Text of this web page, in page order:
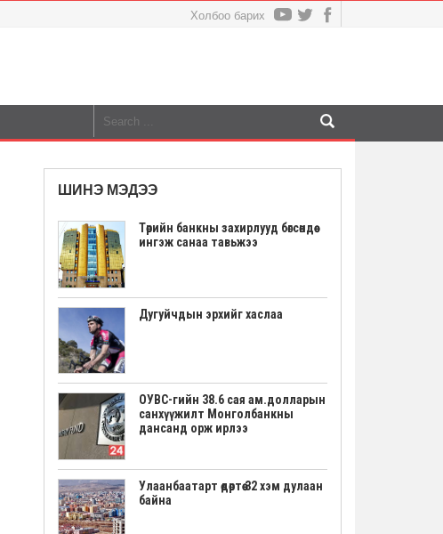
Холбоо барих
ШИНЭ МЭДЭЭ
Төрийн банкны захирлууд бөгсөндөө
ингэж санаа тавьжээ
Дугуйчдын эрхийг хаслаа
ОУВС-гийн 38.6 сая ам.долларын
санхүүжилт Монголбанкны
дансанд орж ирлээ
Улаанбаатарт өдөртөө 32 хэм дулаан
байна